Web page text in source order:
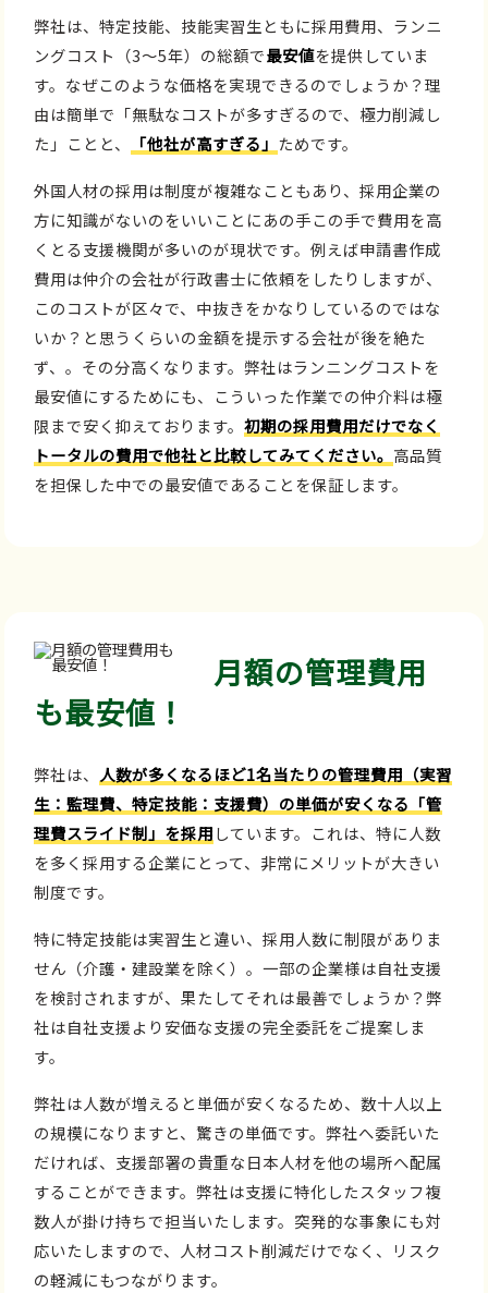
弊社は、特定技能、技能実習生ともに採用費用、ランニ
ングコスト（3～5年）の総額で最安値を提供していま
す。なぜこのような価格を実現できるのでしょうか？理
由は簡単で「無駄なコストが多すぎるので、極力削減し
た」ことと、
「他社が高すぎる」 ためです。
外国人材の採用は制度が複雑なこともあり、採用企業の
方に知識がないのをいいことにあの手この手で費用を高
くとる支援機関が多いのが現状です。例えば申請書作成
費用は仲介の会社が行政書士に依頼をしたりしますが、
このコストが区々で、中抜きをかなりしているのではな
いか？と思うくらいの金額を提示する会社が後を絶た
ず、。その分高くなります。弊社はランニングコストを
最安値にするためにも、こういった作業での仲介料は極
限まで安く抑えております。初期の採用費用だけでなく
トータルの費用で他社と比較してみてください。 高品質
を担保した中での最安値であることを保証します。
月額の管理費用
も最安値！
弊社は、 人数が多くなるほど1名当たりの管理費用（実習
生：監理費、特定技能：支援費）の単価が安くなる「管
理費スライド制」を採用しています。これは、特に人数
を多く採用する企業にとって、非常にメリットが大きい
制度です。
特に特定技能は実習生と違い、採用人数に制限がありま
せん（介護・建設業を除く）。一部の企業様は自社支援
を検討されますが、果たしてそれは最善でしょうか？弊
社は自社支援より安価な支援の完全委託をご提案しま
す。
弊社は人数が増えると単価が安くなるため、数十人以上
の規模になりますと、驚きの単価です。弊社へ委託いた
だければ、支援部署の貴重な日本人材を他の場所へ配属
することができます。弊社は支援に特化したスタッフ複
数人が掛け持ちで担当いたします。突発的な事象にも対
応いたしますので、人材コスト削減だけでなく、リスク
の軽減にもつながります。